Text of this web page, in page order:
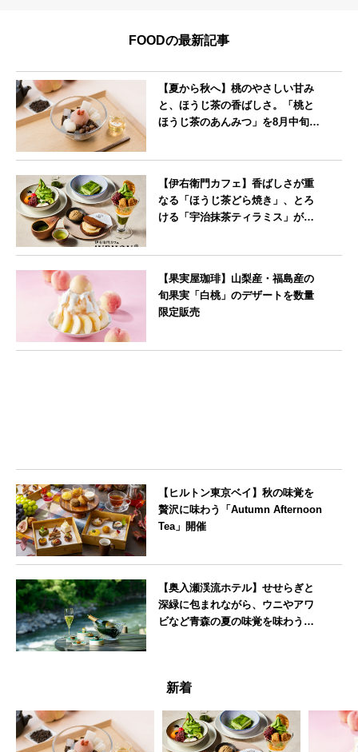
FOODの最新記事
【夏から秋へ】桃のやさしい甘み
と、ほうじ茶の香ばしさ。「桃と
ほうじ茶のあんみつ」を8月中旬よ
【伊右衛門カフェ】香ばしさが重
なる「ほうじ茶どら焼き」、とろ
ける「宇治抹茶ティラミス」が新
【果実屋珈琲】山梨産・福島産の
旬果実「白桃」のデザートを数量
限定販売
【ヒルトン東京ベイ】秋の味覚を
贅沢に味わう「Autumn Afternoon
Tea」開催
【奥入瀬渓流ホテル】せせらぎと
深緑に包まれながら、ウニやアワ
ビなど青森の夏の味覚を味わうフ
新着